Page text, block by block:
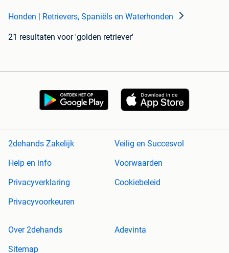
Honden | Retrievers, Spaniëls en Waterhonden
21 resultaten voor 'golden retriever'
2dehands Zakelijk
Veilig en Succesvol
Help en info
Voorwaarden
Privacyverklaring
Cookiebeleid
Privacyvoorkeuren
Over 2dehands
Adevinta
Sitemap